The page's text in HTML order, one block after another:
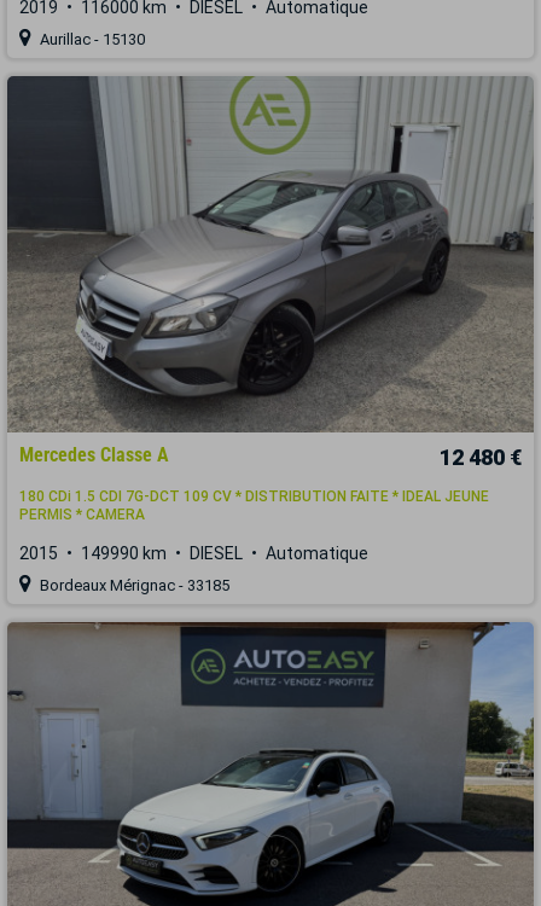
2019 116000 km DIESEL Automatique
Aurillac - 15130
Mercedes Classe A 12 480 €
180 CDi 1.5 CDI 7G-DCT 109 CV * DISTRIBUTION FAITE * IDEAL JEUNE
PERMIS * CAMERA
2015 149990 km DIESEL Automatique
Bordeaux Mérignac - 33185